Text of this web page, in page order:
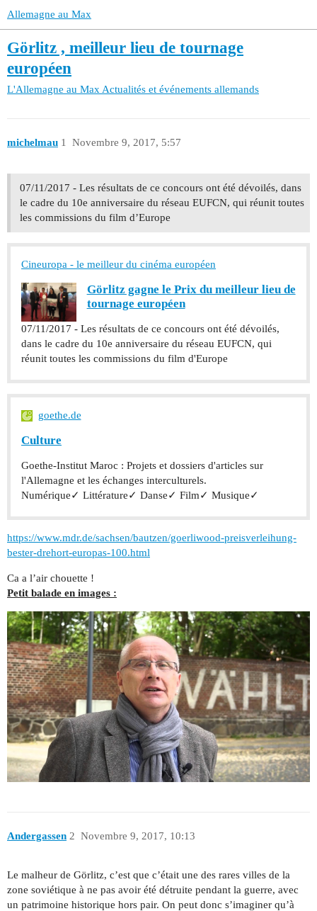
Allemagne au Max
Görlitz , meilleur lieu de tournage
européen
L'Allemagne au MaxActualités et événements allemands
michelmau Novembre 9, 2017, 5:57
1
07/11/2017 - Les résultats de ce concours ont été dévoilés, dans
le cadre du 10e anniversaire du réseau EUFCN, qui réunit toutes
les commissions du film d’Europe
Cineuropa - le meilleur du cinéma européen
Görlitz gagne le Prix du meilleur lieu de
tournage européen
07/11/2017 - Les résultats de ce concours ont été dévoilés,
dans le cadre du 10e anniversaire du réseau EUFCN, qui
réunit toutes les commissions du film d'Europe
goethe.de
Culture
Goethe-Institut Maroc : Projets et dossiers d'articles sur
l'Allemagne et les échanges interculturels.
Numérique✓ Littérature✓ Danse✓ Film✓ Musique✓
https://www.mdr.de/sachsen/bautzen/goerliwood-preisverleihung-
bester-drehort-europas-100.html
Ca a l’air chouette !
Petit balade en images :
Andergassen Novembre 9, 2017, 10:13
2
Le malheur de Görlitz, c’est que c’était une des rares villes de la
zone soviétique à ne pas avoir été détruite pendant la guerre, avec
un patrimoine historique hors pair. On peut donc s’imaginer qu’à